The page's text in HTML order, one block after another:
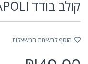
קולב בודד NAPOLI
הוסף לרשימת המשאלות